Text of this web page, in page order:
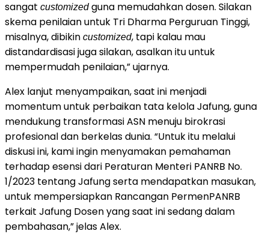
sangat customizedguna memudahkan dosen. Silakan
skema penilaian untuk Tri Dharma Perguruan Tinggi,
misalnya, dibikin customized, tapi kalau mau
distandardisasi juga silakan, asalkan itu untuk
mempermudah penilaian,” ujarnya.
Alex lanjut menyampaikan, saat ini menjadi
momentum untuk perbaikan tata kelola Jafung, guna
mendukung transformasi ASN menuju birokrasi
profesional dan berkelas dunia. “Untuk itu melalui
diskusi ini, kami ingin menyamakan pemahaman
terhadap esensi dari Peraturan Menteri PANRB No.
1/2023 tentang Jafung serta mendapatkan masukan,
untuk mempersiapkan Rancangan PermenPANRB
terkait Jafung Dosen yang saat ini sedang dalam
pembahasan,” jelas Alex.